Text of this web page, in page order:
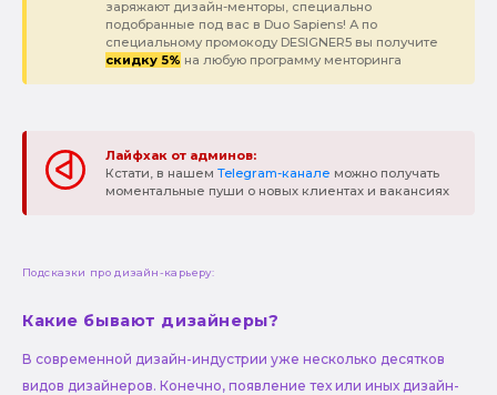
заряжают дизайн-менторы, специально
подобранные под вас в Duo Sapiens! А по
специальному промокоду DESIGNER5 вы получите
скидку 5% на любую программу менторинга
Лайфхак от админов:
Кстати, в нашем Telegram-канале можно получать
моментальные пуши о новых клиентах и вакансиях
Подсказки про дизайн-карьеру:
Какие бывают дизайнеры?
В современной дизайн-индустрии уже несколько десятков
видов дизайнеров. Конечно, появление тех или иных дизайн-